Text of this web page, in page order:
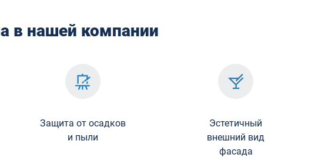
в нашей компании
Защита от осадков
и пыли
Эстетичный
внешний вид
фасада